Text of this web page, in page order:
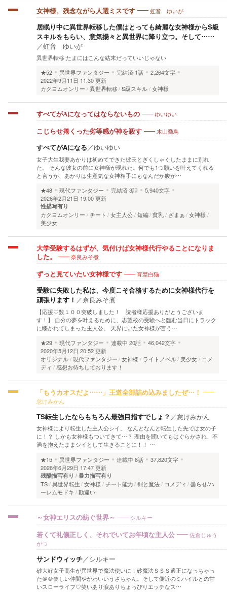
女神様、残念ながら人選ミスです 虹音 ゆいが
居眠り中に異世界転移した僕はとっても綺麗な女神様からS級
スキルをもらい、意気揚々と異世界に降り立つ。そして……
／虹音 ゆいが
異世界転移 たまにはこんな結末だっていいじゃない
★52
異世界ファンタジー 完結済 1話
2,264文字
2022年9月11日 11:30 更新
カクヨムオンリー
異世界転移 S級スキル 女神様
すべてがAになってはならないもの ゆいゆい
こじらせ捲くった劣等感が神を殺す 木山喬鳥
すべてがAになる／ゆいゆい
女子大生我妻あかりは初めてできた彼氏とぎくしゃくしたままに別れ
た。 そんな彼女の前に女神様が現れた。何でも1つ願いを叶えてくれる
と言うが、あかりは生意気な女神相手にもなんだか腹が…
★48
現代ファンタジー 完結済3話
5,940文字
2026年2月21日 19:00 更新
性描写有り
カクヨムオンリー チート 女主人公 短編 貧乳 ざまぁ 女神様
美少女
大学受験するはずが、気付けば女神様代行やることになりま
した。
奈良みそ煮
ずっと見ていたい女神様です 宵埜白猫
受験に失敗した私は、今度こそ合格するために女神様代行を
頑張ります！ ／奈良みそ煮
【応援♡数１００突破しました！ 読者様応援ありがとうございま
す！】 自分の夢を叶えるために、志望校の受験へと臨む当日にトラック
に轢かれてしまった主人公。 天界にいた女神様が言う…
★29
現代ファンタジー 連載中 20話
46,042文字
2020年5月12日 20:52 更新
オリジナル 現代ファンタジー 女神様 ライトノベル 美少女
コメ
ディ
感想お待ちしております！
「もうカオスだよ……」王道全部詰め込みましたぜ…！
怠けみかん
TS転生したならもちろん最強目指すでしょ？ ／怠けみかん
女神様により転生した主人公シイ。 なんとなんと転生した先では女の子
に！？ しかも女神様もついてきて…？ 理由を聞いてもはぐらかされ、不
満を抱えたままシイとして生きることに！！ …
★15
異世界ファンタジー 連載中 8話
37,820文字
2026年6月29日 17:47 更新
残酷描写有り 暴力描写有り
TS 異世界転生 女神様 チート能力 剣と魔法 コメディ
曇らせ/ハ
ーレムモドキ
勘違い
～女神エリスの紡ぐ世界～ シルキー
若くて礼儀正しく、それでいてお年頃な主人公
佐倉じゅう
がつ
サンドウィッチ／シルキー
砂大好女子高生が異世界で魔法使いに！砂魔法ＳＳＳ適正になっちゃっ
た＠＠楽しい仲間やかわいいうさちゃん。そして側近のミハイルとの甘
いスローライフ♡笑いあり涙ありちょっぴりエッチなス…